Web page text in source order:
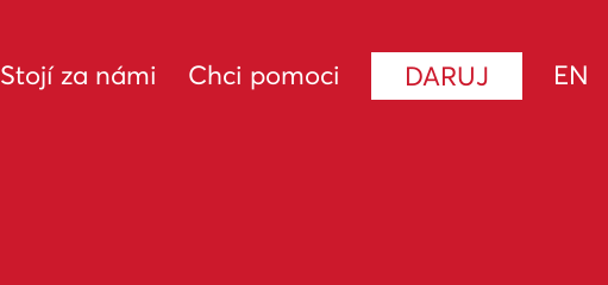
Stojí za námi Chci pomoci DARUJ EN